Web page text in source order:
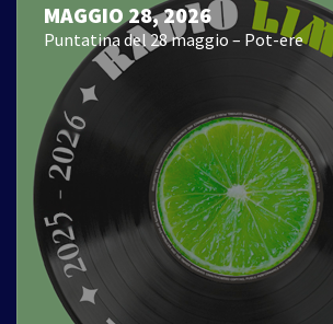
MAGGIO 28, 2026
Puntatina del 28 maggio – Pot-ere